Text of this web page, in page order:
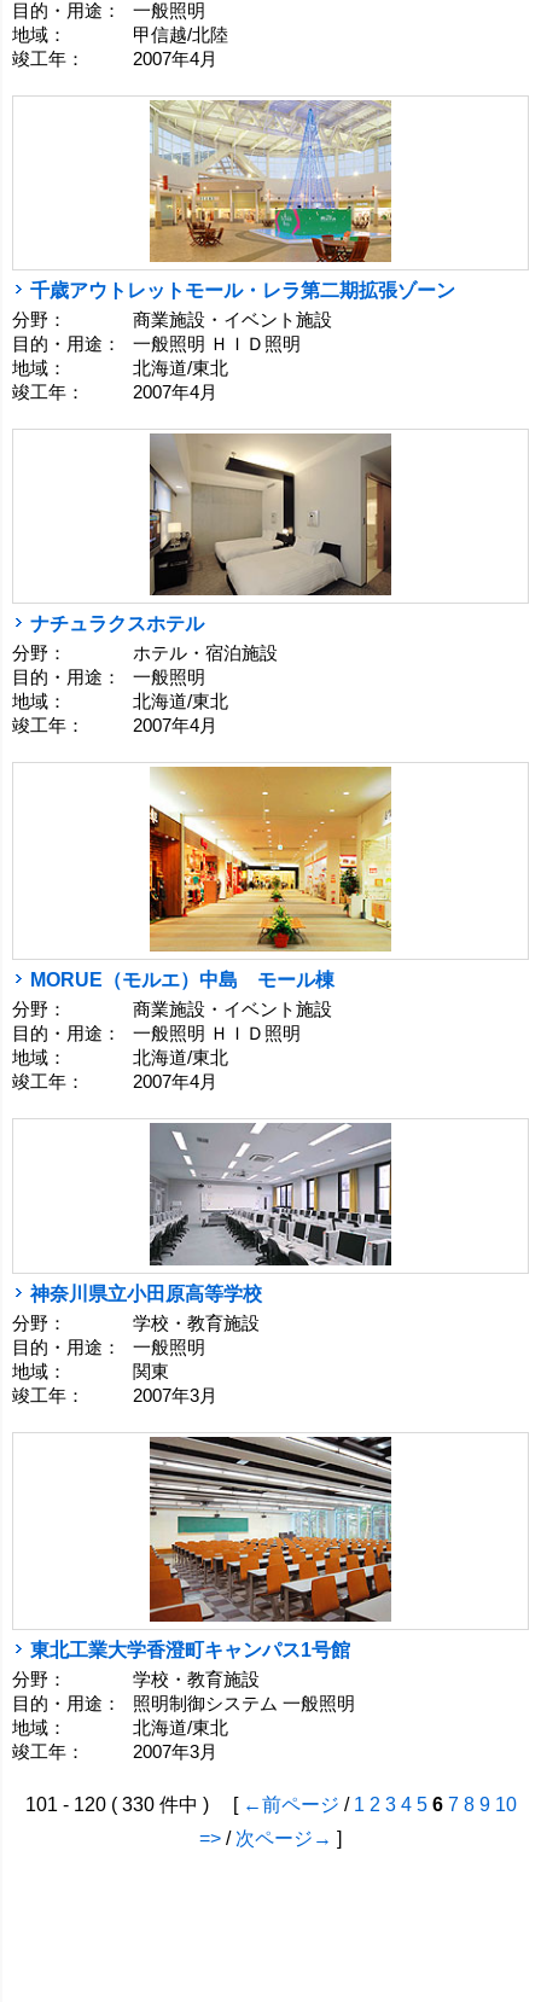
目的・用途：
一般照明
地域：
甲信越/北陸
竣工年：
2007年4月
千歳アウトレットモール・レラ第二期拡張ゾーン
分野：
商業施設・イベント施設
目的・用途：
一般照明 ＨＩＤ照明
地域：
北海道/東北
竣工年：
2007年4月
ナチュラクスホテル
分野：
ホテル・宿泊施設
目的・用途：
一般照明
地域：
北海道/東北
竣工年：
2007年4月
MORUE（モルエ）中島 モール棟
分野：
商業施設・イベント施設
目的・用途：
一般照明 ＨＩＤ照明
地域：
北海道/東北
竣工年：
2007年4月
神奈川県立小田原高等学校
分野：
学校・教育施設
目的・用途：
一般照明
地域：
関東
竣工年：
2007年3月
東北工業大学香澄町キャンパス1号館
分野：
学校・教育施設
目的・用途：
照明制御システム 一般照明
地域：
北海道/東北
竣工年：
2007年3月
101 - 120 ( 330 件中 ) [ ←前ページ / 1 2 3 4 5 6 7 8 9 10
=> / 次ページ→ ]